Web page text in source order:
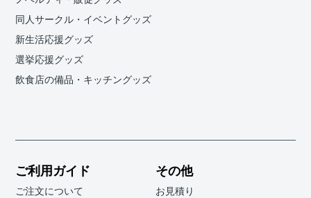
同人サークル・イベントグッズ
新生活応援グッズ
選挙応援グッズ
飲食店の備品・キッチングッズ
ご利用ガイド
ご注文について
その他
お見積り